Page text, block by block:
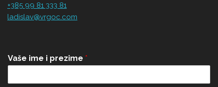
+385 99 81 333 81
ladislav@vrgoc.com
Vaše ime i prezime *